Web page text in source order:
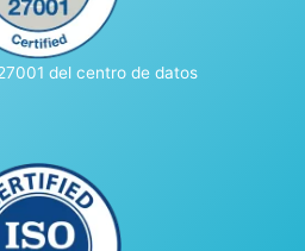
del centro de datos